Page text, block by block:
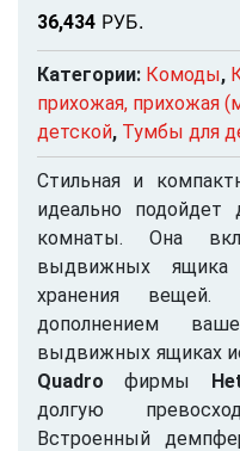
36,434 РУБ.
Категории: Комоды,
прихожая, прихожая
детской, Тумбы для
Стильная и
идеально подойдет
комнаты. Она
выдвижных
хранения вещей.
дополнением
выдвижных ящиках
Quadroфирмы
долгую
Встроенный